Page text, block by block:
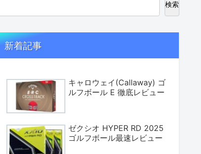
検索
新着記事
キャロウェイ(Callaway) ゴ
ルフボール E 徹底レビュー
ゼクシオ HYPER RD 2025
ゴルフボール最速レビュー